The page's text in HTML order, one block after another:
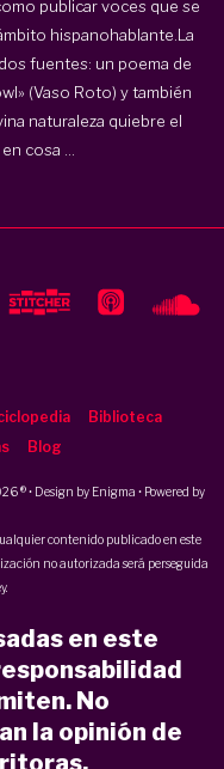
publicar voces que se
hispanohablante.La
fuentes: un poema de
(Vaso Roto) y también
naturaleza quiebre el
cosa ...
Biblioteca
Blog
® • Design by Enigma • Powered by
contenido publicado en este
no autorizada será perseguida
en este
No
la opinión de